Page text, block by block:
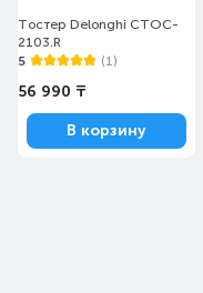
Тостер Delonghi CTOC-
2103.R
5
(1)
56 990 ₸
В корзину